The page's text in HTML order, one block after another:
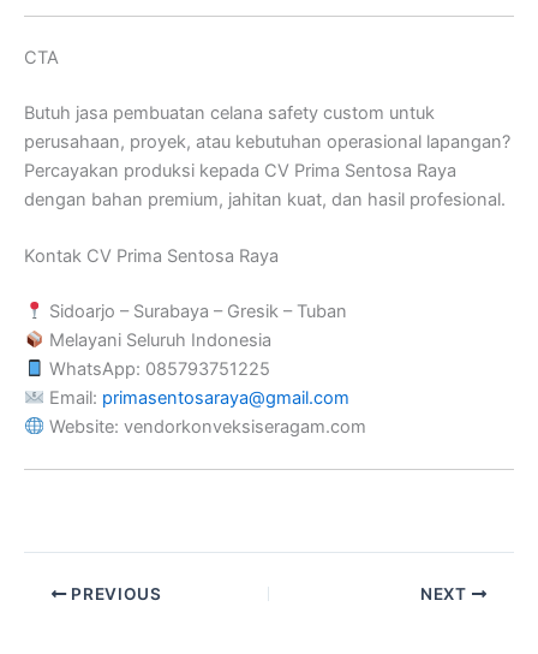
CTA
Butuh jasa pembuatan celana safety custom untuk
perusahaan, proyek, atau kebutuhan operasional lapangan?
Percayakan produksi kepada CV Prima Sentosa Raya
dengan bahan premium, jahitan kuat, dan hasil profesional.
Kontak CV Prima Sentosa Raya
Sidoarjo – Surabaya – Gresik – Tuban
Melayani Seluruh Indonesia
WhatsApp: 085793751225
Email: primasentosaraya@gmail.com
Website: vendorkonveksiseragam.com
PREVIOUS NEXT